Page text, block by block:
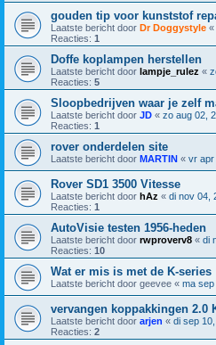
gouden tip voor kunststof
Laatste bericht door Dr Doggystyle «
Reacties: 1
Doffe koplampen herstellen
Laatste bericht door lampje_rulez «
Reacties: 5
Sloopbedrijven waar je zelf
Laatste bericht door JD « zo aug 02,
Reacties: 1
rover onderdelen site
Laatste bericht door MARTIN « vr apr
Rover SD1 3500 Vitesse
Laatste bericht door hAz « di nov 04,
Reacties: 1
AutoVisie testen 1956-heden
Laatste bericht door rwproverv8 « di
Reacties: 10
Wat er mis is met de K-series
Laatste bericht door geevee « ma sep
vervangen koppakkingen 2.0
Laatste bericht door arjen « di sep
Reacties: 2